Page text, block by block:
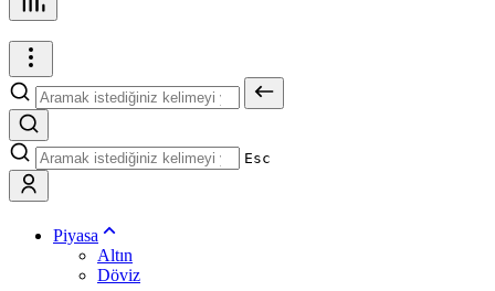
Esc
Piyasa
Altın
Döviz